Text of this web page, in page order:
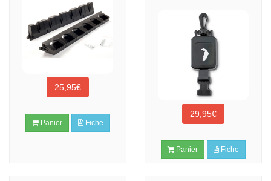
25,95€
Panier Fiche
29,95€
Panier Fiche